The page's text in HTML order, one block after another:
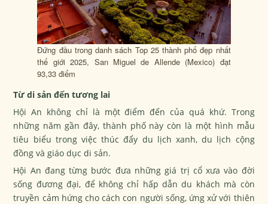
Đứng đầu trong danh sách Top 25 thành phố đẹp nhất
thế giới 2025, San Miguel de Allende (Mexico) đạt
93,33 điểm
Từ di sản đến tương lai
Hội An không chỉ là một điểm đến của quá khứ. Trong
những năm gần đây, thành phố này còn là một hình mẫu
tiêu biểu trong việc thúc đẩy du lịch xanh, du lịch cộng
đồng và giáo dục di sản.
Hội An đang từng bước đưa những giá trị cổ xưa vào đời
sống đương đại, để không chỉ hấp dẫn du khách mà còn
truyền cảm hứng cho cách con người sống, ứng xử với thiên